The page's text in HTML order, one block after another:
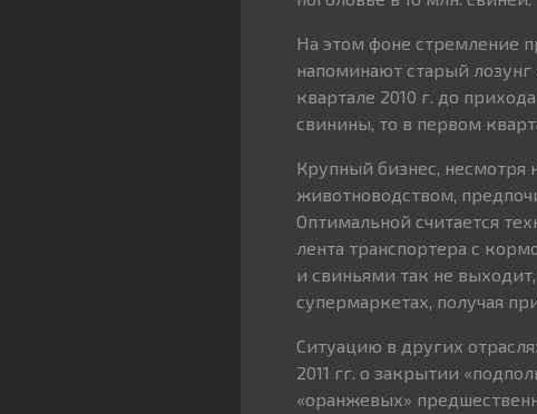
На этом фоне стремление
напоминают старый
квартале 2010 г. до
свинины, то в первом
Крупный бизнес, несмотря
животноводством,
Оптимальной считается
лента транспортера с
и свиньями так не
супермаркетах, получая
Ситуацию в других
2011 гг. о закрытии
«оранжевых»